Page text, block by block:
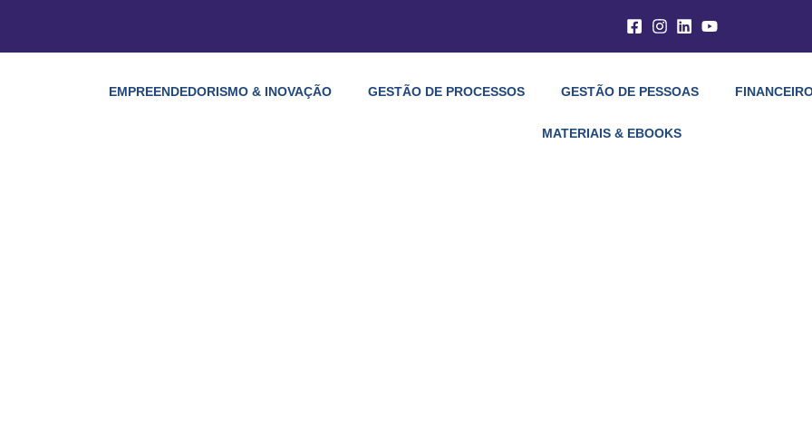
EMPREENDEDORISMO & INOVAÇÃO GESTÃO DE PROCESSOS GESTÃO DE PESSOAS
MATERIAIS & EBOOKS